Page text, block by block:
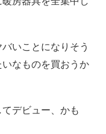
いことになりそう
なものを買おうか
デビュー、かも